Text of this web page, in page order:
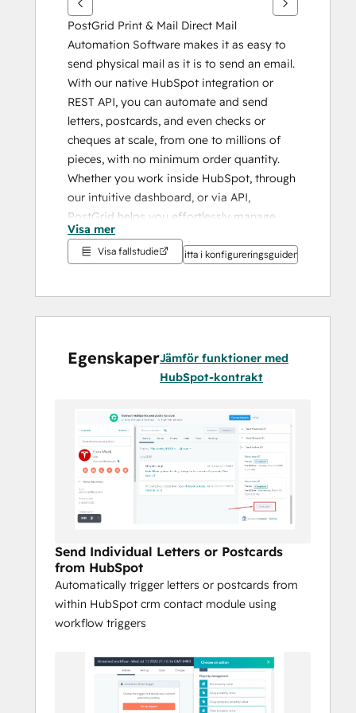
PostGrid Print & Mail Direct Mail
Automation Software makes it as easy to
send physical mail as it is to send an email.
With our native HubSpot integration or
REST API, you can automate and send
letters, postcards, and even checks or
cheques at scale, from one to millions of
pieces, with no minimum order quantity.
Whether you work inside HubSpot, through
our intuitive dashboard, or via API,
PostGrid helps you effortlessly manage
direct mail campaigns directly within your
marketing workflows.
Benefits:
Ensure compliance with HIPAA, SOC 2
Type 2, and GDPR
Reach customers globally with local
Use Cases:
Send automated, triggered postcards
Deliver personalized letters at scale
Schedule and send birthday greetings
and special occasion mail
onboarding letters
Power direct mail through HubSpot
workflows
Print and mail internationally with
local delivery optimization
Canada Post, Royal Mail, and
Australia Post
Issue business checks directly from
Visa mer
Visa fallstudie Titta i konfigureringsguiden
EgenskaperJämför funktioner med
HubSpot-kontrakt
Send Individual Letters or Postcards
from HubSpot
Automatically trigger letters or postcards from
within HubSpot crm contact module using
workflow triggers